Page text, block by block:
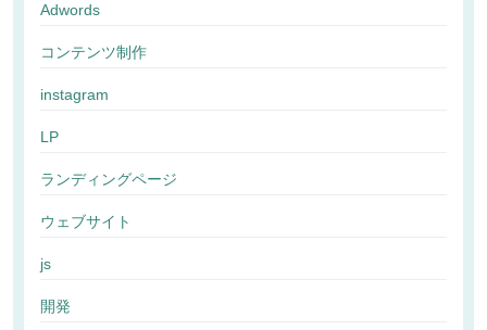
Adwords
コンテンツ制作
instagram
LP
ランディングページ
ウェブサイト
js
開発